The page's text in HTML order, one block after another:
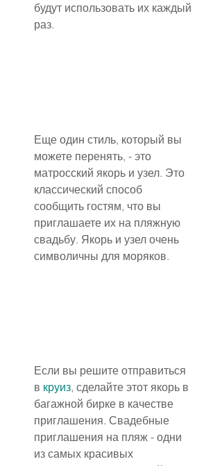
будут использовать их каждый
раз.
Еще один стиль, который вы
можете перенять, - это
матросский якорь и узел. Это
классический способ
сообщить гостям, что вы
приглашаете их на пляжную
свадьбу. Якорь и узел очень
символичны для моряков.
Если вы решите отправиться
в круиз, сделайте этот якорь в
багажной бирке в качестве
приглашения. Свадебные
приглашения на пляж - одни
из самых красивых